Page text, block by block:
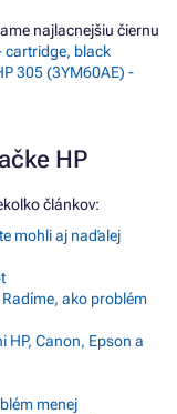
najlacnejšiu čiernu
cartridge, black
305 (3YM60AE) -
HP
článkov:
mohli aj naďalej
ako problém
Canon, Epson a
menej